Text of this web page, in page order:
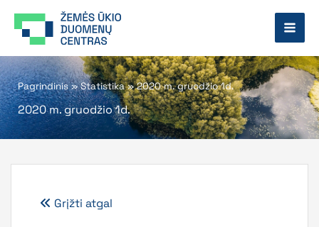
prie
Pagrindinis»Statistika»2020 m. gruodžio 1d.
2020 m. gruodžio 1d.
Grįžti atgal